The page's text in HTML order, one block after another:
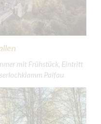
mit Frühstück, Eintritt
Palfau